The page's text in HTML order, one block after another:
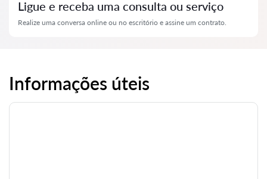
Ligue e receba uma consulta ou serviço
Realize uma conversa online ou no escritório e assine um contrato.
Informações úteis